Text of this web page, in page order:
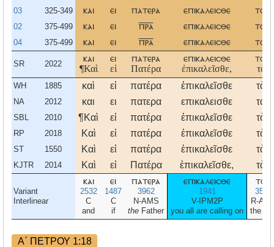
03 325-349 και ει πατερα επικαλεισθε τον
02 375-499 και ει πρα επικαλεισθε τον
04 375-499 και ει πρα επικαλεισθε τον
SR 2022
και
¶Καὶ
ει
εἰ
πατερα
Πατέρα
επικαλεισθε
ἐπικαλεῖσθε,
τον
τὸν
WH 1885 καὶ εἰ πατέρα ἐπικαλεῖσθε τὸν
NA 2012 και ει πατερα επικαλεισθε τον
SBL 2010 ¶Καὶ εἰ πατέρα ἐπικαλεῖσθε τὸν
RP 2018 Καὶ εἰ πατέρα ἐπικαλεῖσθε τὸν
ST 1550 Καὶ εἰ πατέρα ἐπικαλεῖσθε τὸν
KJTR 2014 Καὶ εἰ Πατέρα ἐπικαλεῖσθε, τὸν
Variant
Interlinear
και
2532
C
and
ει
1487
C
if
πατερα
3962
N-AMS
the Father
επικαλεισθε
1941
V-IPM2P
you all are calling on
τον
3588
R-
the
Α΄ ΠΕΤΡΟΥ 1:18